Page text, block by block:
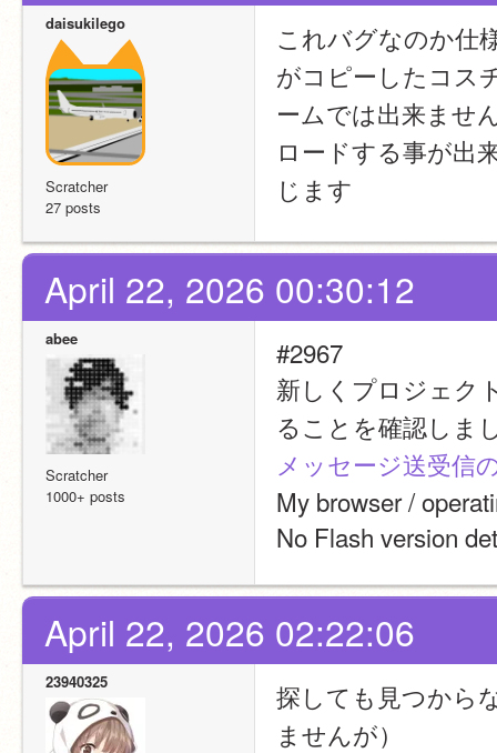
daisukilego
Scratcher
27 posts
これバグなのか仕
がコピーしたコス
ームでは出来ませ
ロードする事が出
じます
April 22, 2026 00:30:12
abee
Scratcher
1000+ posts
#2967
新しくプロジェク
ることを確認しま
メッセージ送受信
My browser /
No Flash version
April 22, 2026 02:22:06
23940325
探しても見つから
ませんが）